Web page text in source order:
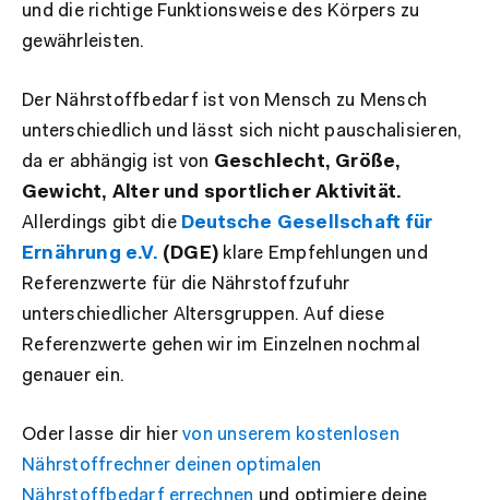
und die richtige Funktionsweise des Körpers zu
gewährleisten.
Der Nährstoffbedarf ist von Mensch zu Mensch
unterschiedlich und lässt sich nicht pauschalisieren,
da er abhängig ist von Geschlecht, Größe,
Gewicht, Alter und sportlicher Aktivität.
Allerdings gibt die Deutsche Gesellschaft für
Ernährung e.V. (DGE) klare Empfehlungen und
Referenzwerte für die Nährstoffzufuhr
unterschiedlicher Altersgruppen. Auf diese
Referenzwerte gehen wir im Einzelnen nochmal
genauer ein.
Oder lasse dir hier von unserem kostenlosen
Nährstoffrechner deinen optimalen
Nährstoffbedarf errechnen und optimiere deine